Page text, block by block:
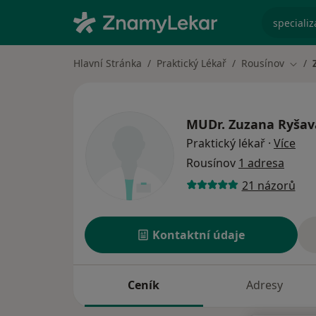
Hlavní Stránka Praktický Lékař Rousínov
MUDr. Zuzana
Praktický lékař · Více
Rousínov 1 adresa
21 názorů
Kontaktní údaje
Ceník Adresy